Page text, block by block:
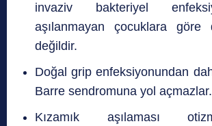
invaziv bakteriyel
aşılanmayan çocuklara göre
değildir.
Doğal grip enfeksiyonundan
Barre sendromuna yol açmazlar.
Kızamık aşılaması